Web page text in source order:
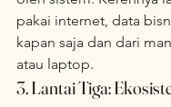
pakai internet, data
kapan saja dan dari
atau laptop.
3. Lantai Tiga: